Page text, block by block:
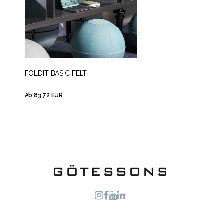
FOLDIT BASIC FELT
Ab 83.72 EUR